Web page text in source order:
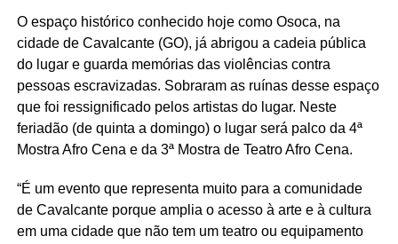
O espaço histórico conhecido hoje como Osoca, na
cidade de Cavalcante (GO), já abrigou a cadeia pública
do lugar e guarda memórias das violências contra
pessoas escravizadas. Sobraram as ruínas desse espaço
que foi ressignificado pelos artistas do lugar. Neste
feriadão (de quinta a domingo) o lugar será palco da 4ª
Mostra Afro Cena e da 3ª Mostra de Teatro Afro Cena.
“É um evento que representa muito para a comunidade
de Cavalcante porque amplia o acesso à arte e à cultura
em uma cidade que não tem um teatro ou equipamento